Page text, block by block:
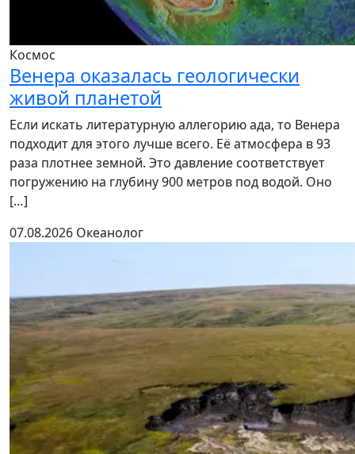
Космос
Венера оказалась геологически
живой планетой
Если искать литературную аллегорию ада, то Венера
подходит для этого лучше всего. Её атмосфера в 93
раза плотнее земной. Это давление соответствует
погружению на глубину 900 метров под водой. Оно
[…]
07.08.2026 Океанолог